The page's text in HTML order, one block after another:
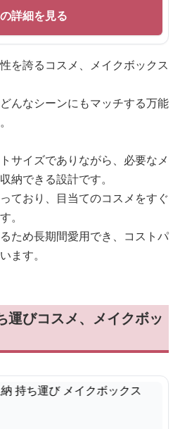
詳細を見る
を誇るコスメ、メイクボックス
んなシーンにもマッチする万能
サイズでありながら、必要なメ
納できる設計です。
ており、目当てのコスメをすぐ
。
ため長期間愛用でき、コストパ
ます。
運びコスメ、メイクボッ